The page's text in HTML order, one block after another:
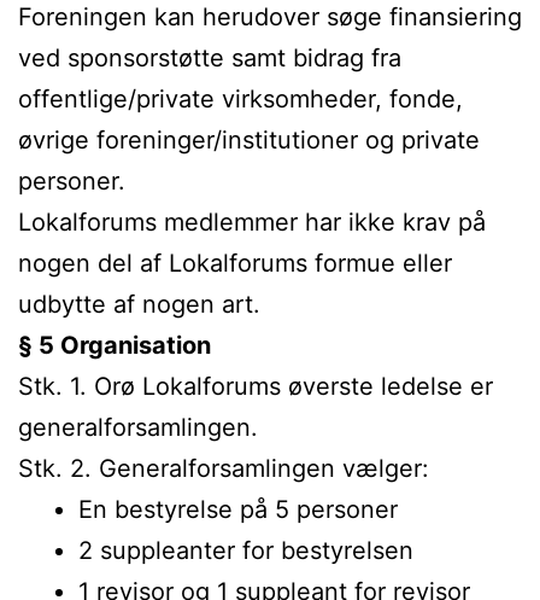
Foreningen kan herudover søge finansiering
ved sponsorstøtte samt bidrag fra
offentlige/private virksomheder, fonde,
øvrige foreninger/institutioner og private
personer.
Lokalforums medlemmer har ikke krav på
nogen del af Lokalforums formue eller
udbytte af nogen art.
§ 5 Organisation
Stk. 1. Orø Lokalforums øverste ledelse er
generalforsamlingen.
Stk. 2. Generalforsamlingen vælger:
En bestyrelse på 5 personer
2 suppleanter for bestyrelsen
1 revisor og 1 suppleant for revisor